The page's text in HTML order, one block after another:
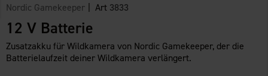
Nordic Gamekeeper | Art 3833
12 V Batterie
Zusatzakku für Wildkamera von Nordic Gamekeeper, der die
Batterielaufzeit deiner Wildkamera verlängert.